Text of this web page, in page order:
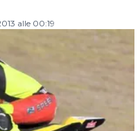
alle 00:19